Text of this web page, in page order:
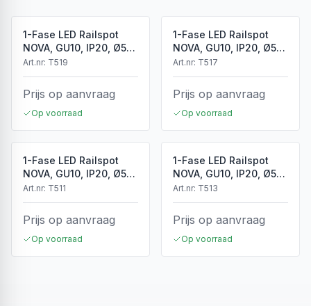
1-Fase LED Railspot
NOVA, GU10, IP20, Ø56
x 85 mm, Antiek Brons
Art.nr: T519
Prijs op aanvraag
Op voorraad
1-Fase LED Railspot
NOVA, GU10, IP20, Ø56
x 85 mm, Brons
Art.nr: T517
Prijs op aanvraag
Op voorraad
1-Fase LED Railspot
NOVA, GU10, IP20, Ø56
x 85 mm, Wit
Art.nr: T511
Prijs op aanvraag
Op voorraad
1-Fase LED Railspot
NOVA, GU10, IP20, Ø56
x 85 mm, Zwart
Art.nr: T513
Prijs op aanvraag
Op voorraad